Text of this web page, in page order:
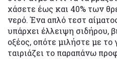
χάσετε έως και 40% των
νερό. Ένα απλό τεστ
υπάρχει έλλειψη σιδήρου,
οξέος, οπότε μιλήστε με το
ταιριάζει το παραπάνω